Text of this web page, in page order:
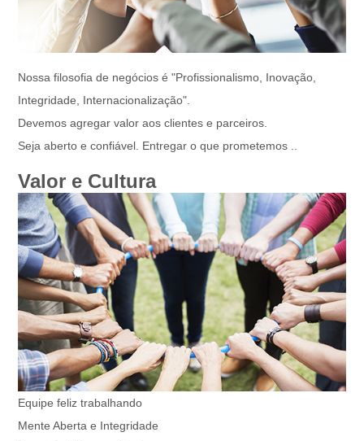
Nossa filosofia de negócios é "Profissionalismo, Inovação,
Integridade, Internacionalização".
Devemos agregar valor aos clientes e parceiros.
Seja aberto e confiável. Entregar o que prometemos ..
Valor e Cultura
Equipe feliz trabalhando
Mente Aberta e Integridade